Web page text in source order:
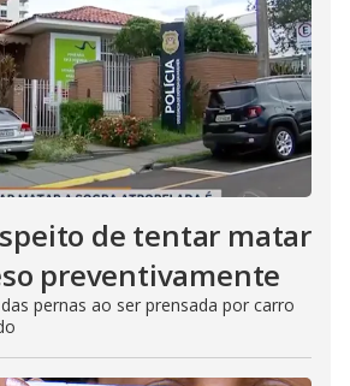
de tentar matar
preventivamente
pernas ao ser prensada por carro